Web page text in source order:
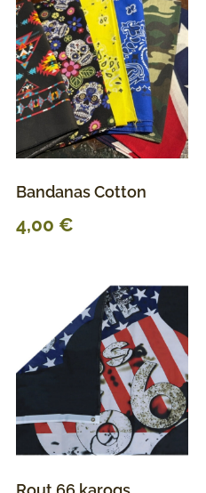
Bandanas Cotton
4,00 €